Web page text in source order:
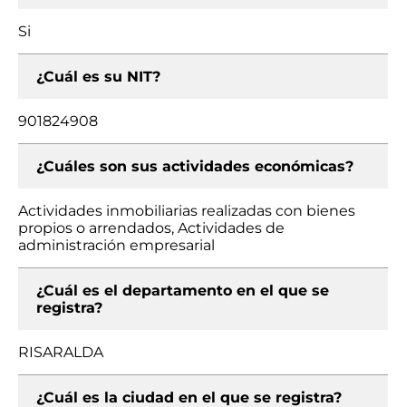
Si
¿Cuál es su NIT?
901824908
¿Cuáles son sus actividades económicas?
Actividades inmobiliarias realizadas con bienes
propios o arrendados, Actividades de
administración empresarial
¿Cuál es el departamento en el que se
registra?
RISARALDA
¿Cuál es la ciudad en el que se registra?